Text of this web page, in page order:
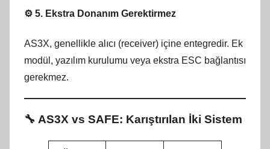
⚙️ 5. Ekstra Donanım Gerektirmez
AS3X, genellikle alıcı (receiver) içine entegredir. Ek
modül, yazılım kurulumu veya ekstra ESC bağlantısı
gerekmez.
🔧 AS3X vs SAFE: Karıştırılan İki Sistem